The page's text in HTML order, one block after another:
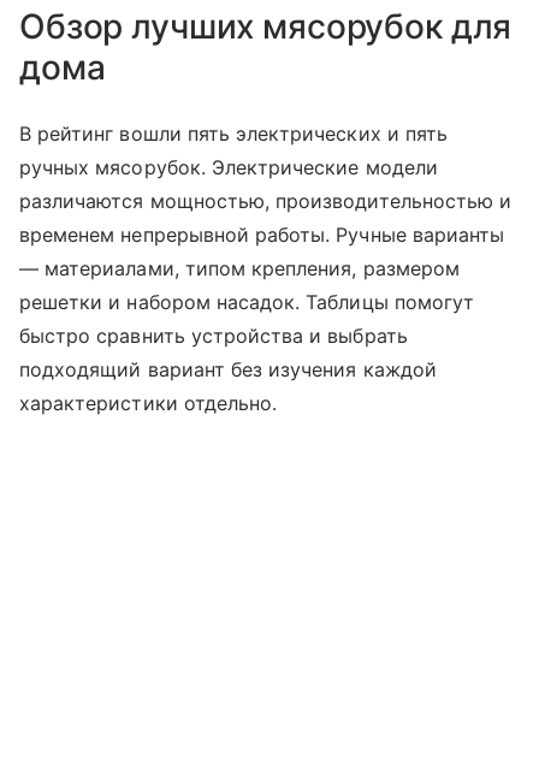
Обзор лучших мясорубок для
дома
В рейтинг вошли пять электрических и пять
ручных мясорубок. Электрические модели
различаются мощностью, производительностью и
временем непрерывной работы. Ручные варианты
— материалами, типом крепления, размером
решетки и набором насадок. Таблицы помогут
быстро сравнить устройства и выбрать
подходящий вариант без изучения каждой
характеристики отдельно.